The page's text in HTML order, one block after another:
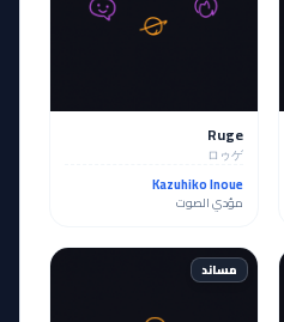
Ruge
ロゥゲ
Kazuhiko Inoue
مؤدي الصوت
مساند